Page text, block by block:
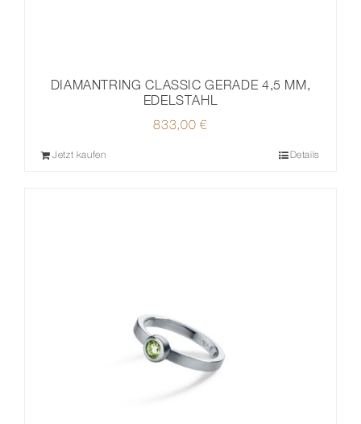
DIAMANTRING CLASSIC GERADE 4,5 MM,
EDELSTAHL
833,00 €
Jetzt kaufen Details